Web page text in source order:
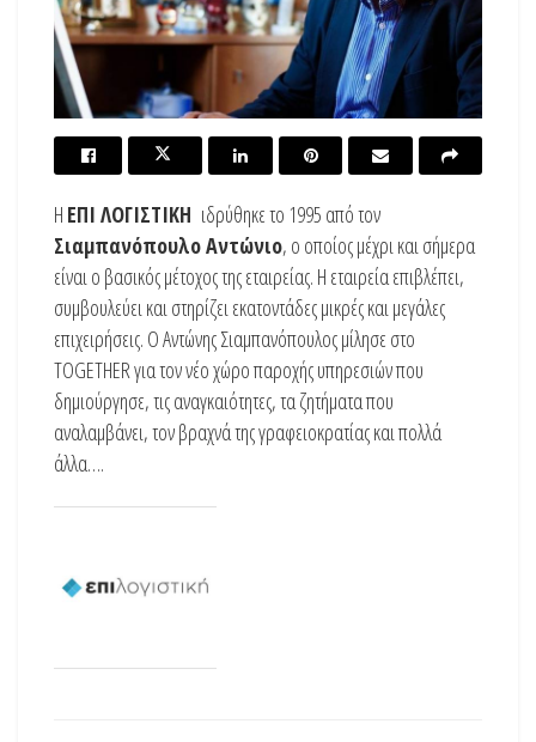
H ΕΠΙ ΛΟΓΙΣΤΙΚΗ ιδρύθηκε το 1995 από τον
Σιαμπανόπουλο Αντώνιο, ο οποίος μέχρι και σήμερα
είναι ο βασικός μέτοχος της εταιρείας. Η εταιρεία επιβλέπει,
συμβουλεύει και στηρίζει εκατοντάδες μικρές και μεγάλες
επιχειρήσεις. O Αντώνης Σιαμπανόπουλος μίλησε στο
TOGETHER για τον νέο χώρο παροχής υπηρεσιών που
δημιούργησε, τις αναγκαιότητες, τα ζητήματα που
αναλαμβάνει, τον βραχνά της γραφειοκρατίας και πολλά
άλλα….